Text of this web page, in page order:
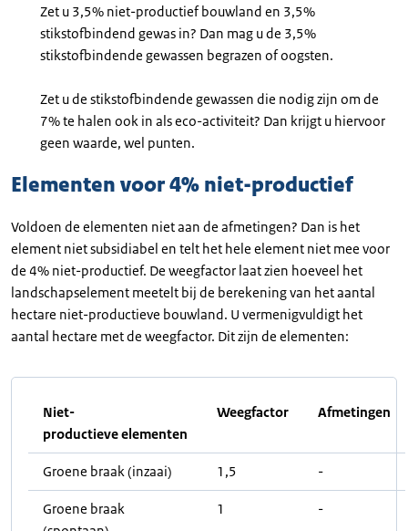
Zet u 3,5% niet-productief bouwland en 3,5%
stikstofbindend gewas in? Dan mag u de 3,5%
stikstofbindende gewassen begrazen of oogsten.
Zet u de stikstofbindende gewassen die nodig zijn om de
7% te halen ook in als eco-activiteit? Dan krijgt u hiervoor
geen waarde, wel punten.
Elementen voor 4% niet-productief
Voldoen de elementen niet aan de afmetingen? Dan is het
element niet subsidiabel en telt het hele element niet mee voor
de 4% niet-productief. De weegfactor laat zien hoeveel het
landschapselement meetelt bij de berekening van het aantal
hectare niet-productieve bouwland. U vermenigvuldigt het
aantal hectare met de weegfactor. Dit zijn de elementen:
Niet-
productieve elementen
Weegfactor Afmetingen
Groene braak (inzaai) 1,5 -
Groene braak
1 -